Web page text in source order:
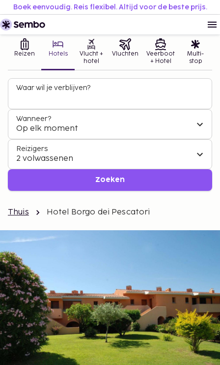
Boek eenvoudig. Reis flexibel. Altijd voor de beste prijs.
Reizen Hotels
Vlucht +
hotel
Vluchten
Veerboot
+ Hotel
Multi-
stop
Waar wil je verblijven?
Wanneer?
Op elk moment
Reizigers
2 volwassenen
Zoeken
Thuis Hotel Borgo dei Pescatori